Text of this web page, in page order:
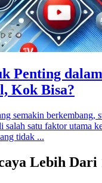
Penting
Kok Bisa?
semakin berkembang,
salah satu faktor utama
tidak ...
Lebih Dari